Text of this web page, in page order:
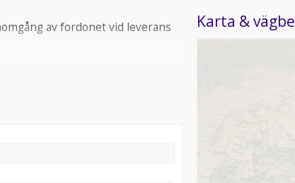
av fordonet vid leverans
auto, Utdragslåda för
Karta &